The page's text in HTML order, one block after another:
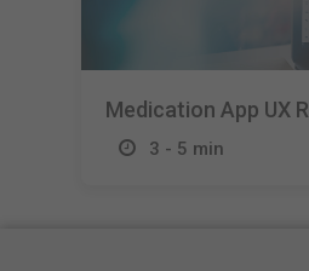
Medication App UX
3 - 5 min